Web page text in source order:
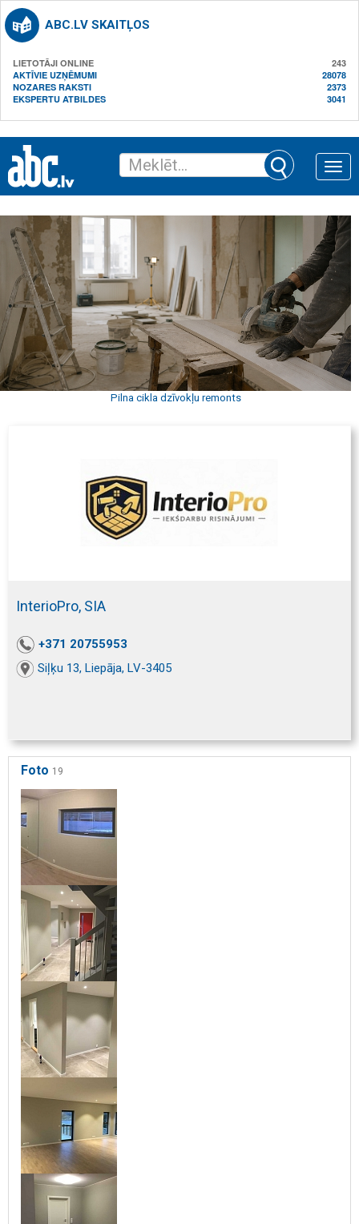
ABC.LV SKAITĻOS
LIETOTĀJI ONLINE
243
AKTĪVIE UZŅĒMUMI
28078
NOZARES RAKSTI
2373
EKSPERTU ATBILDES
3041
Toggle
Pilna cikla dzīvokļu remonts
InterioPro, SIA
+371 20755953
Siļķu 13, Liepāja, LV-3405
Foto 19